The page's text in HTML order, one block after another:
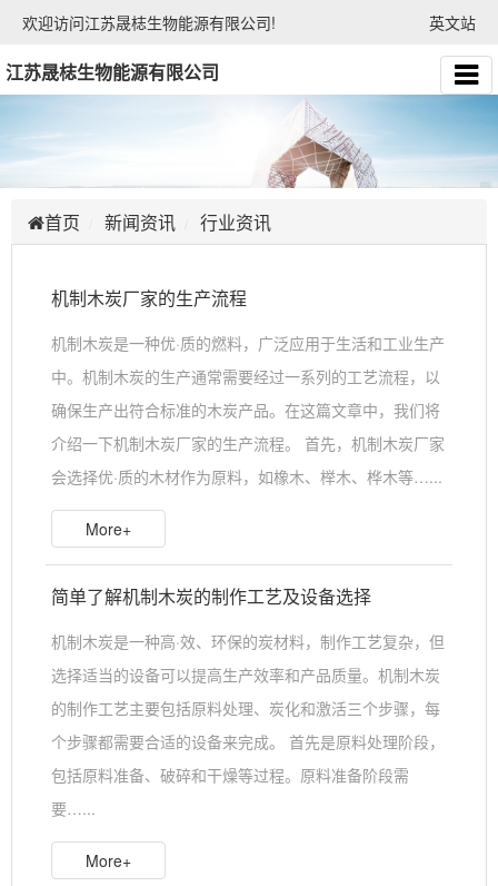
欢迎访问江苏晟梽生物能源有限公司! 英文站
江苏晟梽生物能源有限公司
首页 新闻资讯 行业资讯
机制木炭厂家的生产流程
机制木炭是一种优·质的燃料，广泛应用于生活和工业生产
中。机制木炭的生产通常需要经过一系列的工艺流程，以
确保生产出符合标准的木炭产品。在这篇文章中，我们将
介绍一下机制木炭厂家的生产流程。 首先，机制木炭厂家
会选择优·质的木材作为原料，如橡木、榉木、桦木等…...
More+
简单了解机制木炭的制作工艺及设备选择
机制木炭是一种高·效、环保的炭材料，制作工艺复杂，但
选择适当的设备可以提高生产效率和产品质量。机制木炭
的制作工艺主要包括原料处理、炭化和激活三个步骤，每
个步骤都需要合适的设备来完成。 首先是原料处理阶段，
包括原料准备、破碎和干燥等过程。原料准备阶段需
要…...
More+